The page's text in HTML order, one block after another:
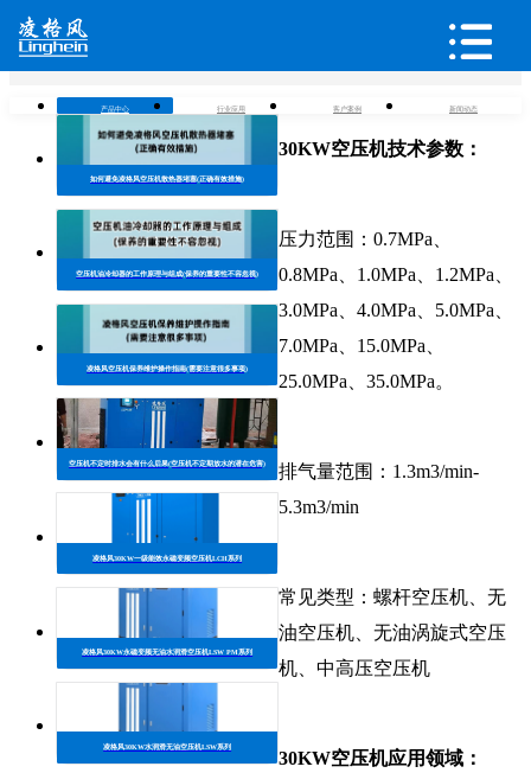
PRODUCT
AIRLONG
潮州30KW空压机
在这里，您可以更方便了解潮州30KW空压机
产品中心 行业应用 客户案例 新闻动态
如何避免凌格风空压机散热器堵塞(正确有效措施)
空压机油冷却器的工作原理与组成(保养的重要性不容忽视)
凌格风空压机保养维护操作指南(需要注意很多事项)
空压机不定时排水会有什么后果(空压机不定期放水的潜在危害)
凌格风30KW一级能效永磁变频空压机LCH系列
凌格风30KW永磁变频无油水润滑空压机LSW PM系列
凌格风30KW水润滑无油空压机LSW系列
30KW空压机技术参数：
压力范围：0.7MPa、
0.8MPa、1.0MPa、1.2MPa、
3.0MPa、4.0MPa、5.0MPa、
7.0MPa、15.0MPa、
25.0MPa、35.0MPa。
排气量范围：1.3m3/min-
5.3m3/min
常见类型：螺杆空压机、无
油空压机、无油涡旋式空压
机、中高压空压机
30KW空压机应用领域：